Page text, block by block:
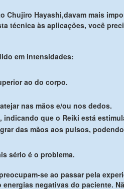
Chujiro Hayashi,davam mais
técnica às aplicações, você
em intensidades:
ao do corpo.
nas mãos e/ou nos dedos.
indicando que o Reiki está
das mãos aos pulsos,
sério é o problema.
se ao passar pela
energias negativas do paciente.